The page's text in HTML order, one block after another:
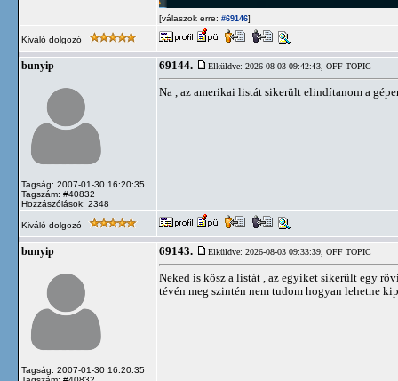
[válaszok erre: #69146]
Kiváló dolgozó
bunyip
Tagság: 2007-01-30 16:20:35
Tagszám: #40832
Hozzászólások: 2348
69144. Elküldve: 2026-08-03 09:42:43, OFF TOPIC
Na , az amerikai listát sikerült elindítanom a
Kiváló dolgozó
bunyip
Tagság: 2007-01-30 16:20:35
69143. Elküldve: 2026-08-03 09:33:39, OFF TOPIC
Neked is kösz a listát , az egyiket sikerült egy
tévén meg szintén nem tudom hogyan lehetne